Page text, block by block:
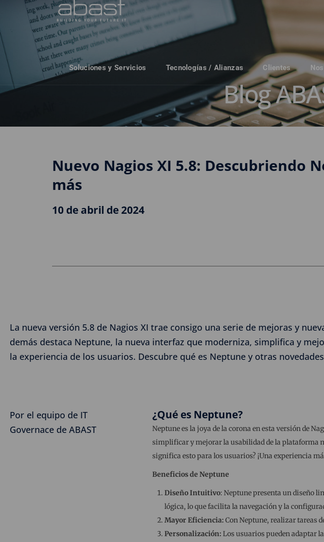
Soluciones y Servicios Tecnologías / Alianzas Clientes
Blog
Nuevo Nagios XI 5.8: Descubriendo
más
10 de abril de 2024
La nueva versión 5.8 de Nagios XI trae consigo una serie de mejoras y
demás destaca Neptune, la nueva interfaz que moderniza, simplifica y
la experiencia de los usuarios. Descubre qué es Neptune y otras
Por el equipo de IT
Governace de ABAST
¿Qué es Neptune?
Neptune es la joya de la corona en esta versión de
simplificar y mejorar la usabilidad de la plataforma
significa esto para los usuarios? ¡Una experiencia
Beneficios de Neptune
Diseño Intuitivo: Neptune presenta un diseño
lógica, lo que facilita la navegación y la
Mayor Eficiencia: Con Neptune, realizar tareas
Personalización: Los usuarios pueden adaptar